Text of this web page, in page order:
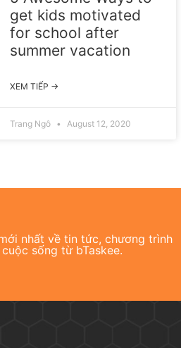
get kids motivated
for school after
summer vacation
XEM TIẾP →
Trang Ngô August 12, 2020
nhất về tin tức, chương trình
sống từ bTaskee.